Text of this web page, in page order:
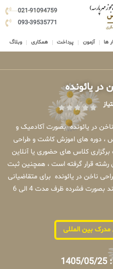
021-91094759
093-39535771
ها آزمون پرداخت همکاری وبلاگ
یائونده
در یائونده بصورت آکادمیک و
، دوره های اموزش کاشت و طراحی
کلاس های حضوری یا آنلاین
رشته قرار گرفته است ، همچنین ثبت
ناخن در یائونده برای متقاضیانی
که در سایر شهر ها و استان ها هستند بصورت فشرده ظرف مدت 4 الی 6
مدرک بین المللی